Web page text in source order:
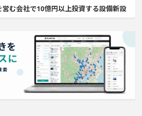
む会社で10億円以上投資する設備新設
着工プロジェクト
完成プロジェクト
額10億円以上プロジェクト